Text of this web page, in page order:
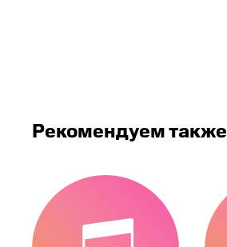
Рекомендуем также